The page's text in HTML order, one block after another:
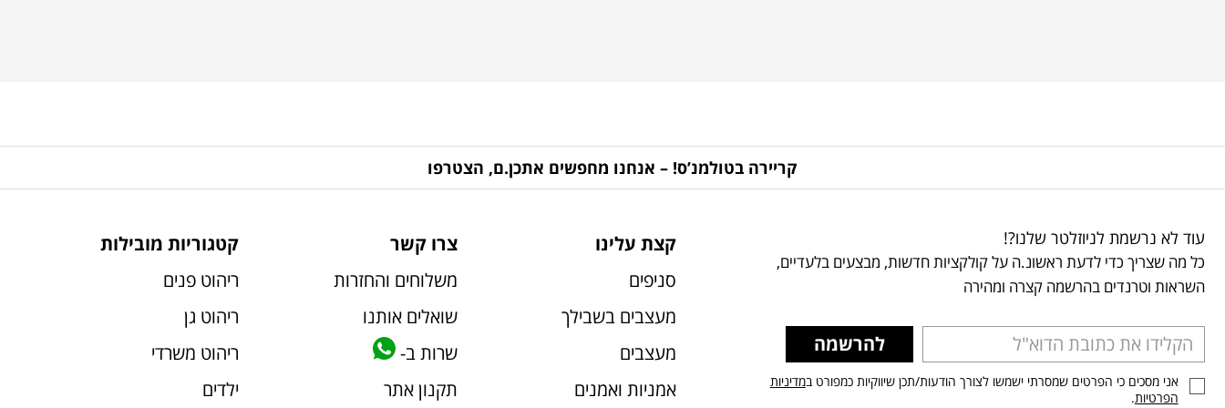
קריירה בטולמנ’ס! – אנחנו מחפשים אתכן.ם, הצטרפו
עוד לא נרשמת לניוזלטר שלנו?!
כל מה שצריך כדי לדעת ראשונ.ה על קולקציות חדשות, מבצעים בלעדיים,
השראות וטרנדים בהרשמה קצרה ומהירה
להרשמה
אני מסכים כי הפרטים שמסרתי ישמשו לצורך הודעות/תכן שיווקיות כמפורט במדיניות
הפרטיות.
קצת עלינו
סניפים
מעצבים בשבילך
מעצבים
אמניות ואמנים
צרו קשר
משלוחים והחזרות
שואלים אותנו
שרות ב-
תקנון אתר
קטגוריות מובילות
ריהוט פנים
ריהוט גן
ריהוט משרדי
ילדים